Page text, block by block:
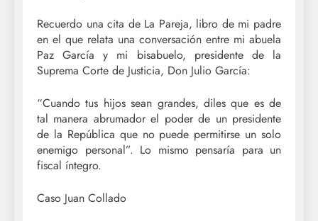
Recuerdo una cita de La Pareja, libro de mi padre
en el que relata una conversación entre mi abuela
Paz García y mi bisabuelo, presidente de la
Suprema Corte de Justicia, Don Julio García:
“Cuando tus hijos sean grandes, diles que es de
tal manera abrumador el poder de un presidente
de la República que no puede permitirse un solo
enemigo personal”. Lo mismo pensaría para un
fiscal íntegro.
Caso Juan Collado